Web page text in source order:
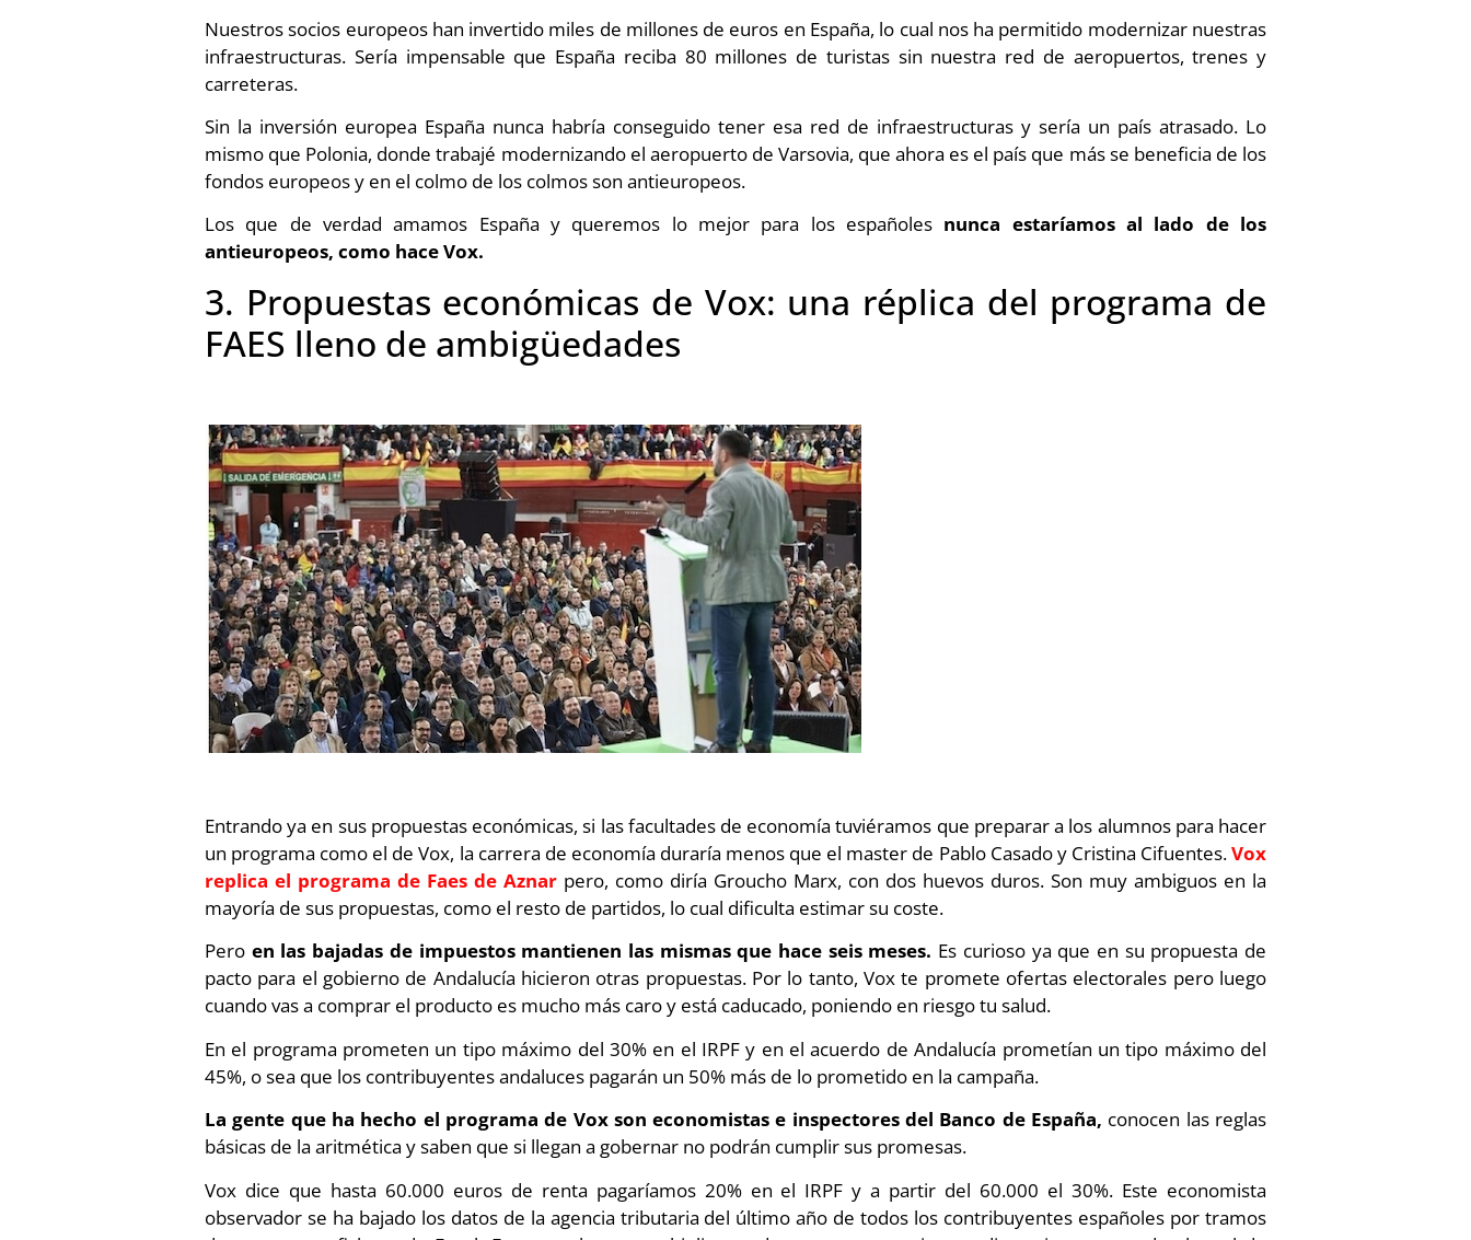
Nuestros socios europeos han invertido miles de millones de euros en España, lo cual nos ha permitido modernizar nuestras
infraestructuras. Sería impensable que España reciba 80 millones de turistas sin nuestra red de aeropuertos, trenes y
carreteras.
Sin la inversión europea España nunca habría conseguido tener esa red de infraestructuras y sería un país atrasado. Lo
mismo que Polonia, donde trabajé modernizando el aeropuerto de Varsovia, que ahora es el país que más se beneficia de los
fondos europeos y en el colmo de los colmos son antieuropeos.
Los que de verdad amamos España y queremos lo mejor para los españoles nunca estaríamos al lado de los
antieuropeos, como hace Vox.
3. Propuestas económicas de Vox: una réplica del programa de
FAES lleno de ambigüedades
Entrando ya en sus propuestas económicas, si las facultades de economía tuviéramos que preparar a los alumnos para hacer
un programa como el de Vox, la carrera de economía duraría menos que el master de Pablo Casado y Cristina Cifuentes.Vox
replica el programa de Faes de Aznar pero, como diría Groucho Marx, con dos huevos duros. Son muy ambiguos en la
mayoría de sus propuestas, como el resto de partidos, lo cual dificulta estimar su coste.
Pero en las bajadas de impuestos mantienen las mismas que hace seis meses. Es curioso ya que en su propuesta de
pacto para el gobierno de Andalucía hicieron otras propuestas. Por lo tanto, Vox te promete ofertas electorales pero luego
cuando vas a comprar el producto es mucho más caro y está caducado, poniendo en riesgo tu salud.
En el programa prometen un tipo máximo del 30% en el IRPF y en el acuerdo de Andalucía prometían un tipo máximo del
45%, o sea que los contribuyentes andaluces pagarán un 50% más de lo prometido en la campaña.
La gente que ha hecho el programa de Vox son economistas e inspectores del Banco de España, conocen las reglas
básicas de la aritmética y saben que si llegan a gobernar no podrán cumplir sus promesas.
Vox dice que hasta 60.000 euros de renta pagaríamos 20% en el IRPF y a partir del 60.000 el 30%. Este economista
observador se ha bajado los datos de la agencia tributaria del último año de todos los contribuyentes españoles por tramos